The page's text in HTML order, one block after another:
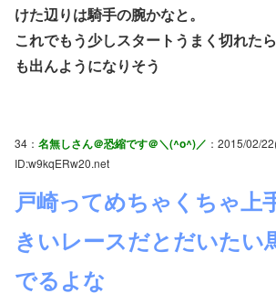
けた辺りは騎手の腕かなと。
これでもう少しスタートうまく切れた
も出んようになりそう
34： 名無しさん＠恐縮です＠＼(^o^)／ ：2015/02/
ID:w9kqERw20.net
戸崎ってめちゃくちゃ上
きいレースだとだいたい
でるよな